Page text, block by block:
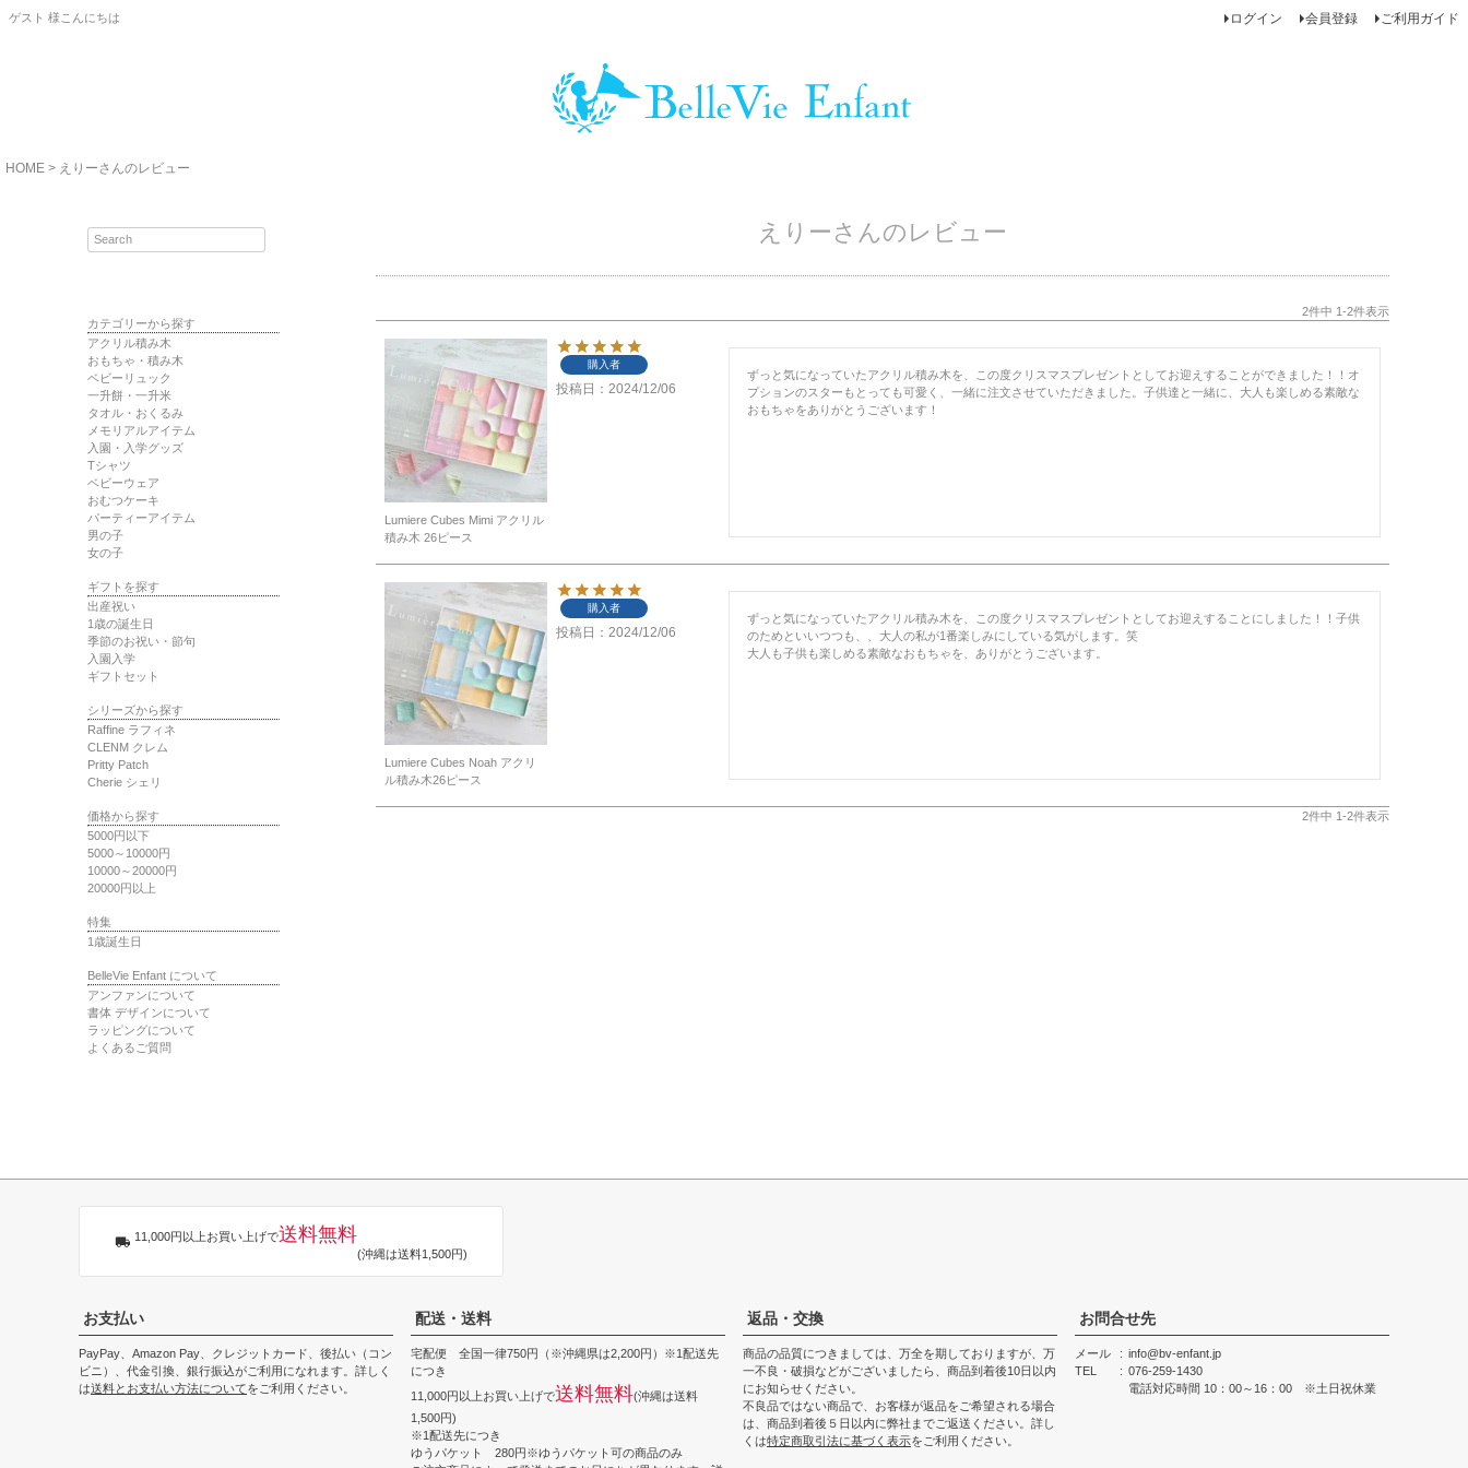
ゲスト 様こんにちは ログイン 会員登録 ご利用ガイド
HOME えりーさんのレビュー
カテゴリーから探す
アクリル積み木
おもちゃ・積み木
ベビーリュック
一升餅・一升米
タオル・おくるみ
メモリアルアイテム
入園・入学グッズ
Tシャツ
ベビーウェア
おむつケーキ
パーティーアイテム
男の子
女の子
ギフトを探す
出産祝い
1歳の誕生日
季節のお祝い・節句
入園入学
ギフトセット
シリーズから探す
Raffine ラフィネ
CLENM クレム
Pritty Patch
Cherie シェリ
価格から探す
5000円以下
5000～10000円
10000～20000円
20000円以上
特集
1歳誕生日
BelleVie Enfant について
アンファンについて
書体 デザインについて
ラッピングについて
よくあるご質問
えりーさんのレビュー
2件中 1 -2件表示
Lumiere Cubes Mimi アクリル
積み木 26ピース
購入者
投稿日 2024/12/06
ずっと気になっていたアクリル積み木を、この度クリスマスプレゼントとしてお迎えすることができました！！オ
プションのスターもとっても可愛く、一緒に注文させていただきました。子供達と一緒に、大人も楽しめる素敵な
おもちゃをありがとうございます！
Lumiere Cubes Noah アクリ
ル積み木26ピース
購入者
投稿日 2024/12/06
ずっと気になっていたアクリル積み木を、この度クリスマスプレゼントとしてお迎えすることにしました！！子供
のためといいつつも、、大人の私が1番楽しみにしている気がします。笑
大人も子供も楽しめる素敵なおもちゃを、ありがとうございます。
2件中 1-2件表示
11,000円以上お買い上げで送料無料
(沖縄は送料1,500円)
お支払い
PayPay、Amazon Pay、クレジットカード、後払い（コン
ビニ）、代金引換、銀行振込がご利用になれます。詳しく
は送料とお支払い方法についてをご利用ください。
配送・送料
宅配便 全国一律750円（※沖縄県は2,200円）※1配送先
につき
11,000円以上お買い上げで送料無料(沖縄は送料
1,500円)
※1配送先につき
ゆうパケット 280円※ゆうパケット可の商品のみ
返品・交換
商品の品質につきましては、万全を期しておりますが、万
一不良・破損などがございましたら、商品到着後10日以内
にお知らせください。
不良品ではない商品で、お客様が返品をご希望される場合
は、商品到着後５日以内に弊社までご返送ください。詳し
くは特定商取引法に基づく表示をご利用ください。
お問合せ先
メール
info@bv-enfant.jp
TEL
076-259-1430
電話対応時間 10：00～16：00 ※土日祝休業